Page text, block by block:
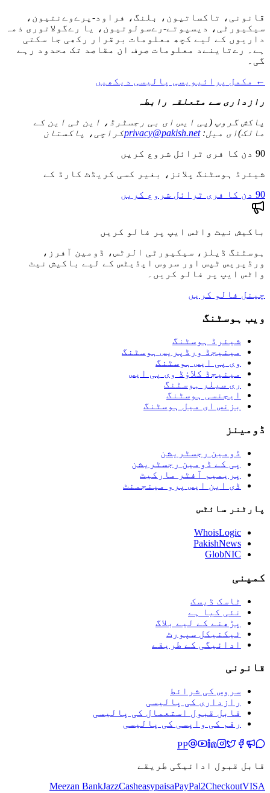
قانونی، تاکساتیون، بلنگ، فراود-پرےوےنتیون،
سیکیورٹی، دیسپوتے-رےسولوتیون، یا رےگولاتوری ذمہ
داریوں کے لیے کچھ معلومات برقرار رکھی جا سکتی
ہے۔ رےتاینےد معلومات صرف ان مقاصد تک محدود رہے
گی۔
← مکمل پرائیویسی پالیسی دیکھیں
رازداری سے متعلقہ رابطہ
پاکش گروپ (پی ایس ای بی رجسٹرڈ، این ٹی این کے
مالک)ای میل:
privacy@pakish.netکراچی، پاکستان
90 دن کا فری ٹرائل شروع کریں
شیئرڈ ہوسٹنگ پلانز، بغیر کسی کریڈٹ کارڈ کے
90 دن کا فری ٹرائل شروع کریں
باکیش نیٹ واٹس ایپ پر فالو کریں
ہوسٹنگ ڈیلز، سیکیورٹی الرٹس، ڈومین آفرز،
ورڈپریس ٹپس اور سروس اپڈیٹس کے لیے باکیش نیٹ
واٹس ایپ پر فالو کریں۔
چینل فالو کریں
ویب ہوسٹنگ
شیئرڈ ہوسٹنگ
مینیجڈ ورڈپریس ہوسٹنگ
وی پی ایس ہوسٹنگ
مینیجڈ کلاؤڈ وی پی ایس
ری سیلر ہوسٹنگ
ایجنسی ہوسٹنگ
بزنس ای میل ہوسٹنگ
ڈومینز
ڈومین رجسٹریشن
پی کے ڈومین رجسٹریشن
پریمیم آفٹر مارکیٹ
ڈی این ایس پرو مینجمنٹ
پارٹنر سائٹس
WhoisLogic
PakishNews
GlobNIC
کمپنی
ٹاسک ڈیسک
نئی کیا ہے
پڑھنے کے لیے بلاگ
ٹیکنیکل سپورٹ
ادائیگی کے طریقے
قانونی
سروس کی شرائط
رازداری کی پالیسی
قابل قبول استعمال کی پالیسی
رقم کی واپسی کی پالیسی
PP
قابل قبول ادائیگی طریقے
Meezan BankJazzCasheasypaisaPayPal2CheckoutVISA